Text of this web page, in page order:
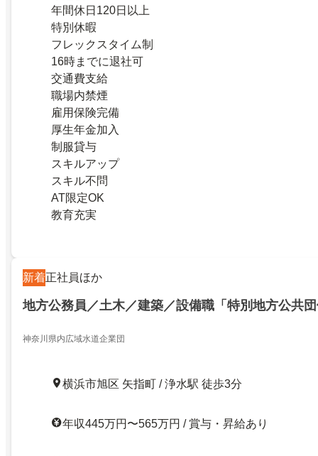
年間休日120日以上
特別休暇
フレックスタイム制
16時までに退社可
交通費支給
職場内禁煙
雇用保険完備
厚生年金加入
制服貸与
スキルアップ
スキル不問
AT限定OK
教育充実
新着正社員ほか
地方公務員／土木／建築／設備職「特別地方公共
神奈川県内広域水道企業団
横浜市旭区 矢指町 / 浄水駅 徒歩3分
年収445万円〜565万円 / 賞与・昇給あり